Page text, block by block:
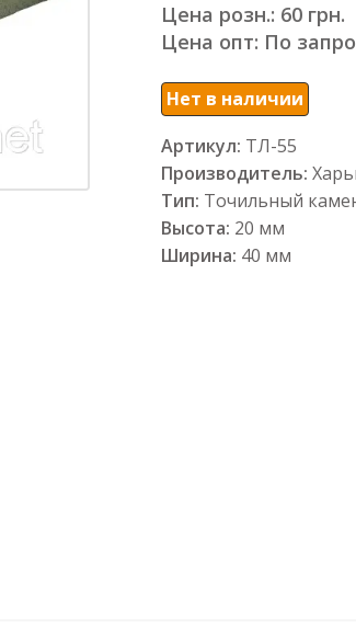
Цена розн.: 60 грн.
Цена опт: По
Нет в наличии
Артикул: ТЛ-55
Производитель:
Тип: Точильный
Высота: 20 мм
Ширина: 40 мм